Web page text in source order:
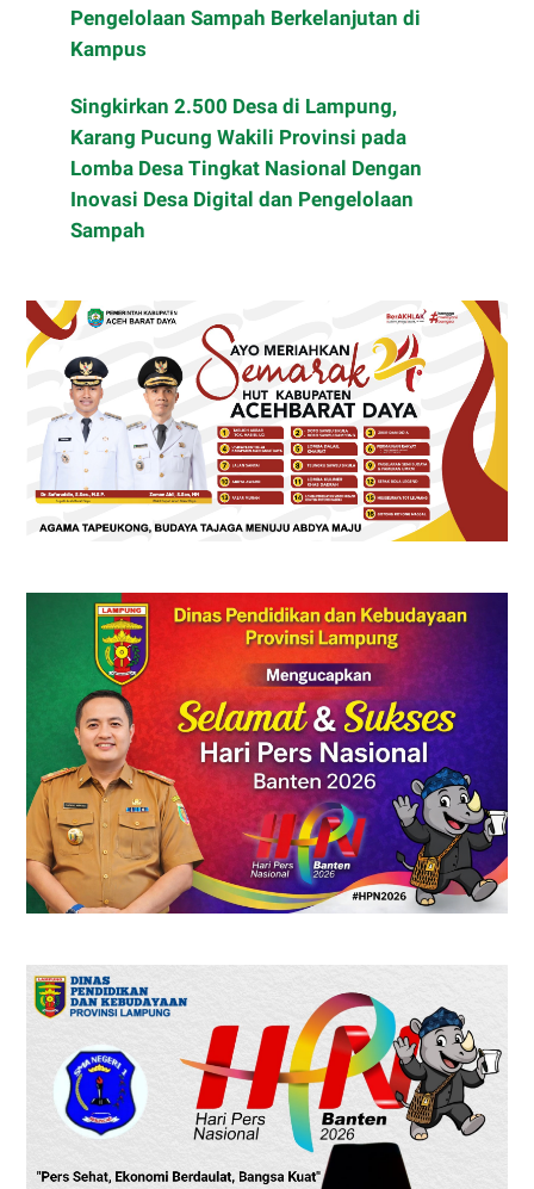
Pengelolaan Sampah Berkelanjutan di
Kampus
Singkirkan 2.500 Desa di Lampung,
Karang Pucung Wakili Provinsi pada
Lomba Desa Tingkat Nasional Dengan
Inovasi Desa Digital dan Pengelolaan
Sampah